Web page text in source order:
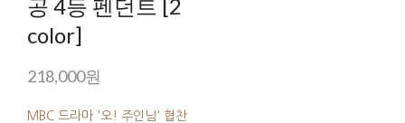
공 4등 펜던트 [2
color]
218,000원
MBC 드라마 '오! 주인님' 협찬